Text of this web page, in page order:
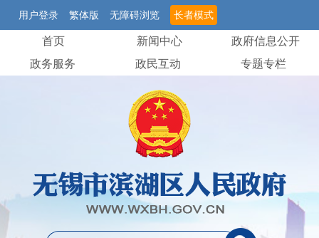
用户登录 繁体版 无障碍浏览 长者模式
首页 新闻中心
政府信息公开
政务服务
政民互动 专题专栏